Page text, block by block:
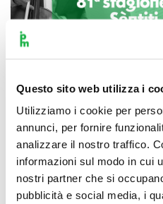
Questo sito web utilizza i
Utilizziamo i cookie per
annunci, per fornire
analizzare il nostro traffico.
informazioni sul modo in cui
nostri partner che si
pubblicità e social media, i
Scopri